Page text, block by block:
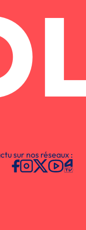
sur nos réseaux :